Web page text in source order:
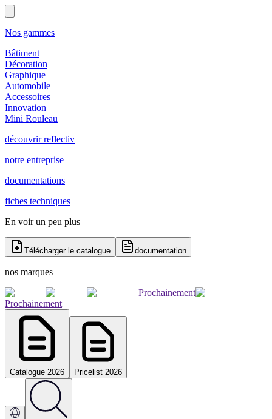
Nos gammes
Bâtiment
Décoration
Graphique
Automobile
Accessoires
Innovation
Mini Rouleau
découvrir reflectiv
notre entreprise
documentations
fiches techniques
En voir un peu plus
Télécharger le catalogue documentation
nos marques
Prochainement
Prochainement
Catalogue 2026 Pricelist 2026